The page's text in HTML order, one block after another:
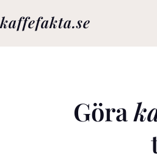
kaffefakta.se
Göra